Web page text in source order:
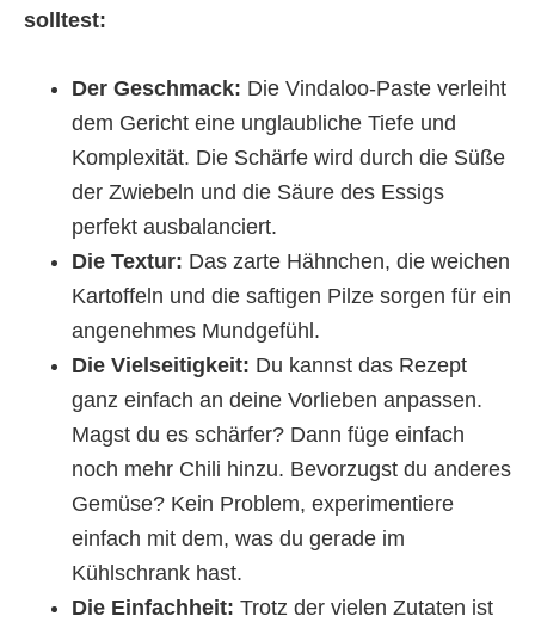
solltest:
Der Geschmack: Die Vindaloo-Paste verleiht
dem Gericht eine unglaubliche Tiefe und
Komplexität. Die Schärfe wird durch die Süße
der Zwiebeln und die Säure des Essigs
perfekt ausbalanciert.
Die Textur: Das zarte Hähnchen, die weichen
Kartoffeln und die saftigen Pilze sorgen für ein
angenehmes Mundgefühl.
Die Vielseitigkeit: Du kannst das Rezept
ganz einfach an deine Vorlieben anpassen.
Magst du es schärfer? Dann füge einfach
noch mehr Chili hinzu. Bevorzugst du anderes
Gemüse? Kein Problem, experimentiere
einfach mit dem, was du gerade im
Kühlschrank hast.
Die Einfachheit: Trotz der vielen Zutaten ist